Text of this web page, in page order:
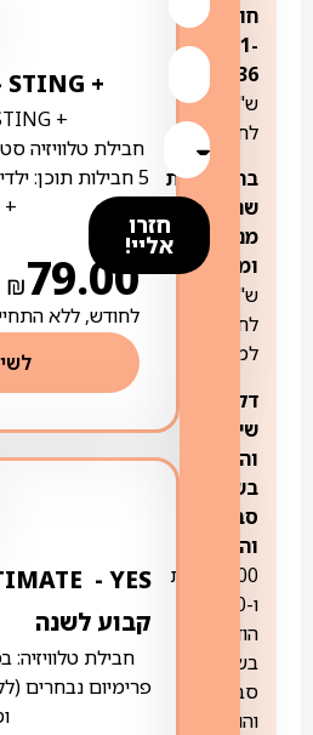
חודשים
1-
36:
ש"ח
לחודש
בהצטרפות
שני
מנויים
ומעלה:74.90
ש"ח
לחודש
למנוי
דקות
שיחה
והודעות
בשימוש
סביר
והוגן:
5000 דקות
ו-5000
הודעות
בשימוש
סביר
והוגן
חזרו
אליי!
+ STING ‏- ‏חבילת TV מושלמת
+ STING ‏- ‏חבילת TV מושלמת
חבילת טלוויזיה
5 חבילות תוכן:
+
₪79.00
לחודש, ללא
קבוע לשנה
חבילת
פרימיום נבחרים